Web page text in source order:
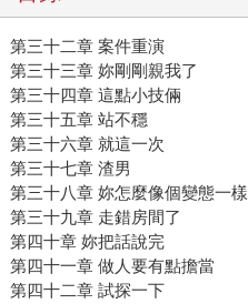
第三十二章 案件重演
第三十三章 妳剛剛親我了
第三十四章 這點小技倆
第三十五章 站不穩
第三十六章 就這一次
第三十七章 渣男
第三十八章 妳怎麼像個變態一樣
第三十九章 走錯房間了
第四十章 妳把話說完
第四十一章 做人要有點擔當
第四十二章 試探一下